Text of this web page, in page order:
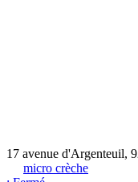
17 avenue d'Argenteuil,
micro crèche